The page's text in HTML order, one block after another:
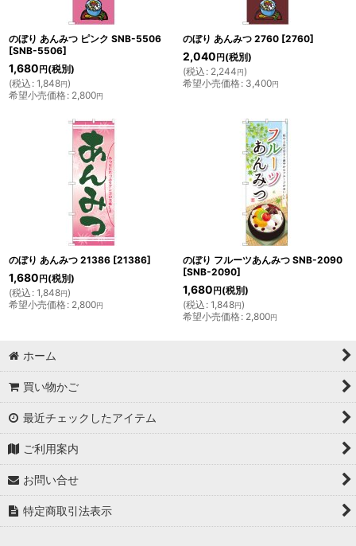
のぼり あんみつ ピンク SNB-5506
[SNB-5506]
1,680 円 (税別)
(税込 : 1,848円)
希望小売価格: 2,800円
のぼり あんみつ 2760 [2760]
2,040 円 (税別)
(税込 : 2,244円)
希望小売価格: 3,400円
のぼり あんみつ 21386 [21386]
1,680 円 (税別)
(税込 : 1,848円)
希望小売価格: 2,800円
のぼり フルーツあんみつ SNB-2090
[SNB-2090]
1,680 円 (税別)
(税込 : 1,848円)
希望小売価格: 2,800円
ホーム
買い物かご
最近チェックしたアイテム
ご利用案内
お問い合せ
特定商取引法表示